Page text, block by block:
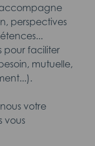
accompagne
perspectives
pour faciliter
mutuelle,
votre
vous